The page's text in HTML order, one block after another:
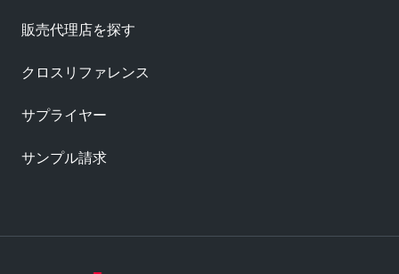
販売代理店を探す
クロスリファレンス
サプライヤー
サンプル請求